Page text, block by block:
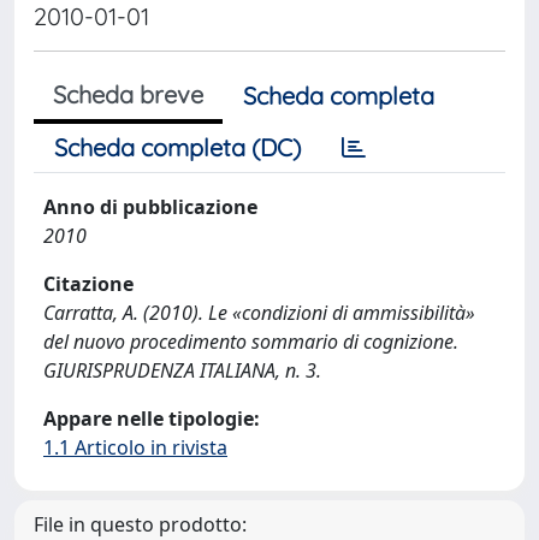
2010-01-01
Scheda breve
Scheda completa
Scheda completa (DC)
Anno di pubblicazione
2010
Citazione
Carratta, A. (2010). Le «condizioni di ammissibilità»
del nuovo procedimento sommario di cognizione.
GIURISPRUDENZA ITALIANA, n. 3.
Appare nelle tipologie:
1.1 Articolo in rivista
File in questo prodotto: